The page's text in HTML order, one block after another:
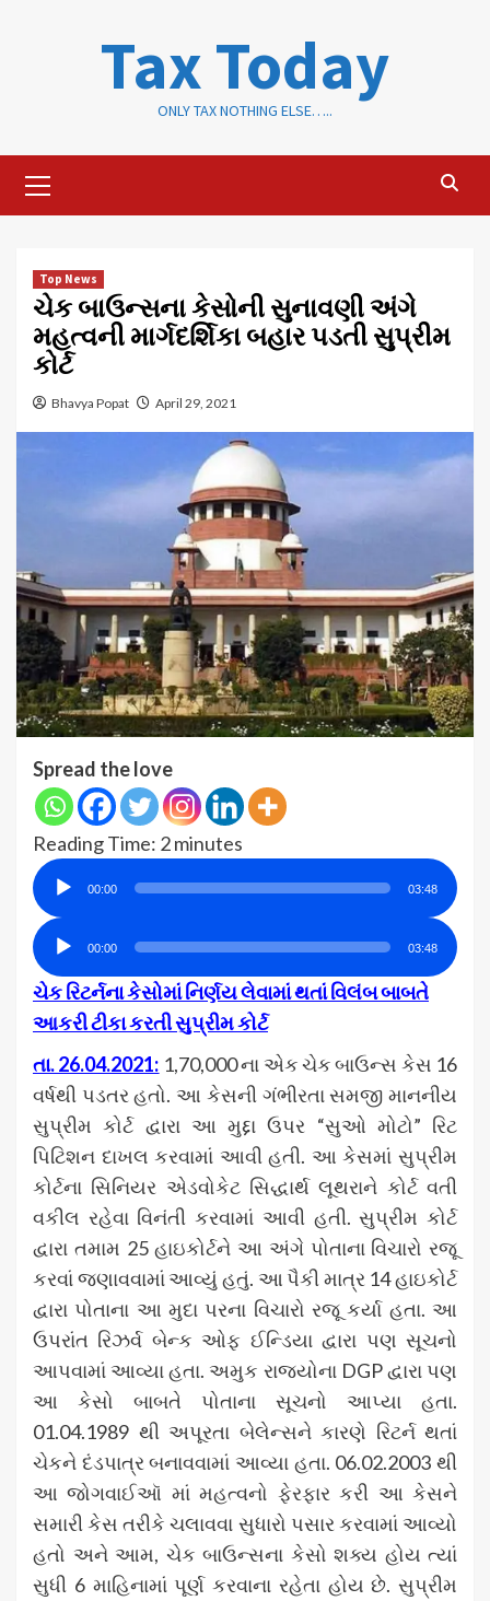
Tax Today
ONLY TAX NOTHING ELSE…..
Menu
Top News
ચેક બાઉન્સના કેસોની સુનાવણી અંગે
મહત્વની માર્ગદર્શિકા બહાર પડતી સુપ્રીમ
કોર્ટ
Bhavya Popat April 29, 2021
Spread the love
Reading Time: 2minutes
Audio
Player
00:00 03:48
Audio
Player
00:00 03:48
ચેક રિટર્નના કેસોમાં નિર્ણય લેવામાં થતાં વિલંબ બાબતે
આકરી ટીકા કરતી સુપ્રીમ કોર્ટ
તા. 26.04.2021: 1,70,000 ના એક ચેક બાઉન્સ કેસ 16
વર્ષથી પડતર હતો. આ કેસની ગંભીરતા સમજી માનનીય
સુપ્રીમ કોર્ટ દ્વારા આ મુદ્દા ઉપર “સુઓ મોટો” રિટ
પિટિશન દાખલ કરવામાં આવી હતી. આ કેસમાં સુપ્રીમ
કોર્ટના સિનિયર એડવોકેટ સિદ્ધાર્થ લૂથરાને કોર્ટ વતી
વકીલ રહેવા વિનંતી કરવામાં આવી હતી. સુપ્રીમ કોર્ટ
દ્વારા તમામ 25 હાઇકોર્ટને આ અંગે પોતાના વિચારો રજૂ
કરવાં જણાવવામાં આવ્યું હતું. આ પૈકી માત્ર 14 હાઇકોર્ટ
દ્વારા પોતાના આ મુદા પરના વિચારો રજૂ કર્યા હતા. આ
ઉપરાંત રિઝર્વ બેન્ક ઓફ ઈન્ડિયા દ્વારા પણ સૂચનો
આપવામાં આવ્યા હતા. અમુક રાજ્યોના DGP દ્વારા પણ
આ કેસો બાબતે પોતાના સૂચનો આપ્યા હતા.
01.04.1989 થી અપૂરતા બેલેન્સને કારણે રિટર્ન થતાં
ચેકને દંડપાત્ર બનાવવામાં આવ્યા હતા. 06.02.2003 થી
આ જોગવાઈઑ માં મહત્વનો ફેરફાર કરી આ કેસને
સમારી કેસ તરીકે ચલાવવા સુધારો પસાર કરવામાં આવ્યો
હતો અને આમ, ચેક બાઉન્સના કેસો શક્ય હોય ત્યાં
સુધી 6 માહિનામાં પૂર્ણ કરવાના રહેતા હોય છે. સુપ્રીમ